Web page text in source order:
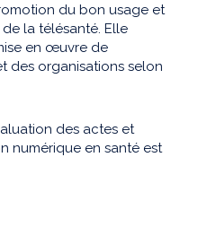
du bon usage et
la télésanté. Elle
en œuvre de
des organisations selon
des actes et
numérique en santé est